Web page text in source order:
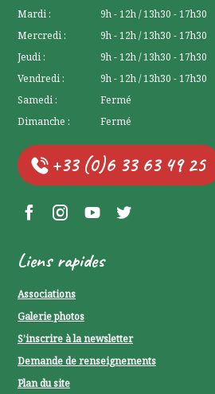
Mardi :
9h - 12h / 13h30 - 17h30
Mercredi :
9h - 12h / 13h30 - 17h30
Jeudi :
9h - 12h / 13h30 - 17h30
Vendredi :
9h - 12h / 13h30 - 17h30
Samedi :
Fermé
Dimanche :
Fermé
+33 (0)6 33 63 49 25
Facebook Lerchenberg
Instagram Lerchenberg
YouTube Lerchenberg
Twitter Lerchenberg
Liens rapides
Associations
Galerie photos
S’inscrire à la newsletter
Demande de renseignements
Plan du site